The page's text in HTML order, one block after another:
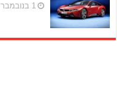
1 בנובמבר 2016